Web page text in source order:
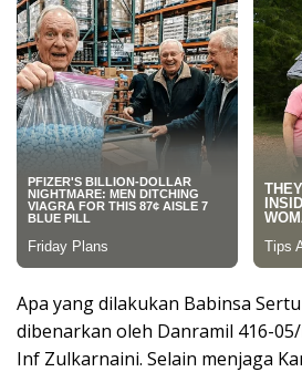
Apa yang dilakukan Babinsa
dibenarkan oleh Danramil 416-
Inf Zulkarnaini. Selain menjaga